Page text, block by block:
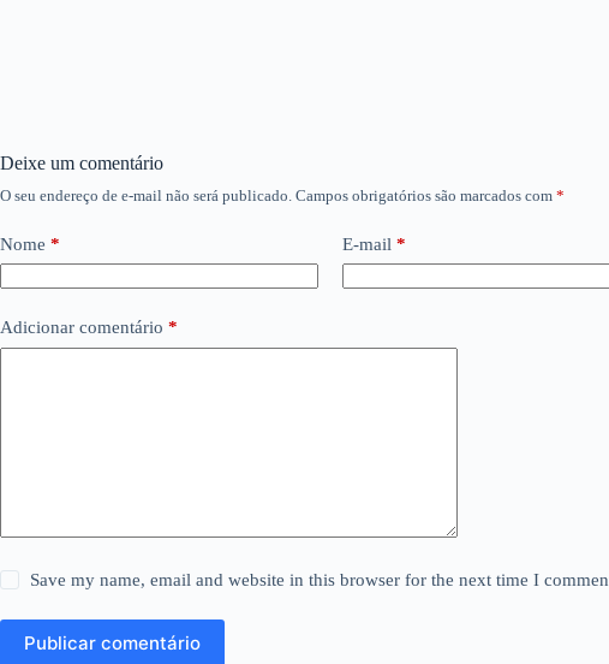
Deixe um comentário
O seu endereço de e-mail não será publicado. Campos obrigatórios são marcados com *
Nome * E-mail *
Adicionar comentário *
Save my name, email and website in this browser for the next time I
Publicar comentário